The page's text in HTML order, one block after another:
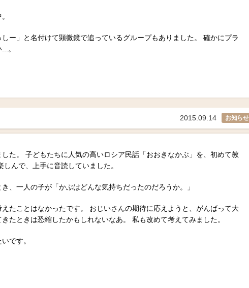
ー」と名付けて顕微鏡で追っているグループもありました。 確かにプラ
。
2015.09.14 お知らせ
た。 子どもたちに人気の高いロシア民話「おおきなかぶ」を、初めて教
んで、上手に音読していました。
、一人の子が「かぶはどんな気持ちだったのだろうか。」
たことはなかったです。 おじいさんの期待に応えようと、がんばって大
たときは恐縮したかもしれないなあ。 私も改めて考えてみました。
です。